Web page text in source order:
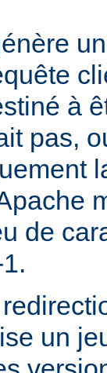
à
pas,
de
un